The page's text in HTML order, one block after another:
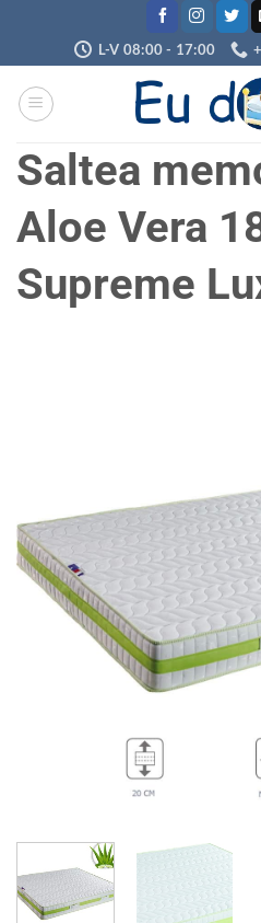
content
L-V 08:00 - 17:00
Saltea
Aloe Vera
Supreme